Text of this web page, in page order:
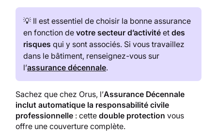
💡 Il est essentiel de choisir la bonne assurance
en fonction de votre secteur d’activité et des
risques qui y sont associés. Si vous travaillez
dans le bâtiment, renseignez-vous sur
l’assurance décennale.
Sachez que chez Orus, l’Assurance Décennale
inclut automatique la responsabilité civile
professionnelle : cette double protection vous
offre une couverture complète.